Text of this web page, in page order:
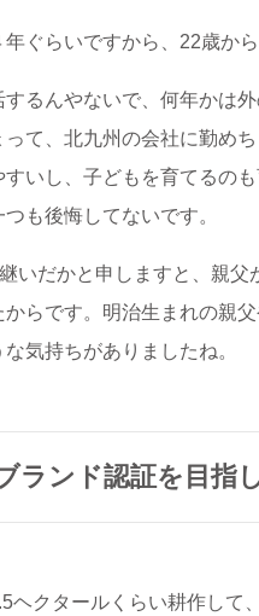
ぐらいですから、22歳か
るんやないで、何年かは
って、北九州の会社に勤め
いし、子どもを育てるの
も後悔してないです。
いだかと申しますと、親
らです。明治生まれの親
気持ちがありましたね。
ランド認証を目指
ヘクタールくらい耕作し